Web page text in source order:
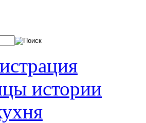
истории